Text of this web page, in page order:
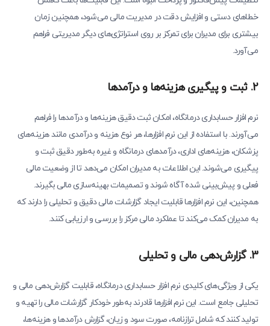
خطاهای دستی و افزایش دقت در مدیریت مالی می‌شود، همچنین زمان
بیشتری برای مدیران برای تمرکز بر روی استراتژی‌های دیگر مدیریتی فراهم
می‌آورد.
2. ثبت و پیگیری هزینه‌ها و درآمدها
نرم افزار حسابداری درمانگاه، امکان ثبت دقیق هزینه‌ها و درآمدها را فراهم
می‌آورند. با استفاده از این نرم افزارها، هر نوع هزینه و درآمدی مانند هزینه‌های
پزشکان، هزینه‌های اداری، درآمدهای درمانگاه و غیره به‌طور دقیق ثبت و
پیگیری می‌شوند. این اطلاعات به مدیران امکان می‌دهد تا از وضعیت مالی
فعلی و پیش‌بینی شده آگاه شوند و تصمیمات بهینه‌سازی مالی بگیرند.
همچنین، این نرم افزارها قابلیت ایجاد گزارشات مالی دقیق و تحلیلی را دارند که
به مدیران کمک می‌کند تا عملکرد مالی مرکز را بررسی و ارزیابی کنند.
3. گزارش‌دهی مالی و تحلیلی
یکی از ویژگی‌های کلیدی نرم افزار حسابداری درمانگاه، قابلیت گزارش‌دهی مالی و
تحلیلی جامع است. این نرم افزارها قادرند به‌طور خودکار گزارشات مالی را تهیه و
تولید کنند که شامل ترازنامه، صورت سود و زیان، گزارش درآمدها و هزینه‌ها،